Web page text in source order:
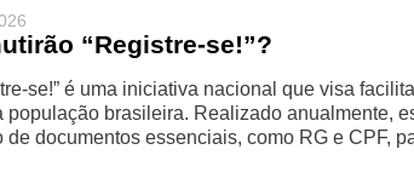
“Registre-se!”?
se!” é uma iniciativa nacional que visa
população brasileira. Realizado anualmente,
de documentos essenciais, como RG e CPF,